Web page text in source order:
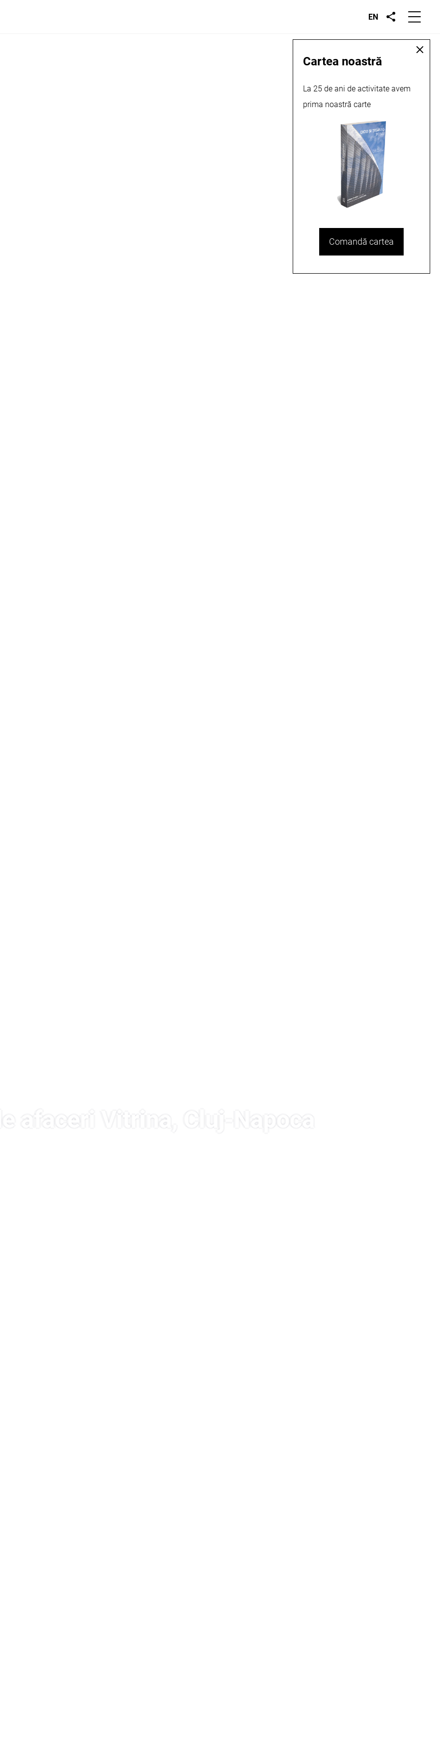
EN
afaceri Vitrina, Cluj-Napoca
Cartea noastră
La 25 de ani de activitate avem
prima noastră carte
Comandă cartea